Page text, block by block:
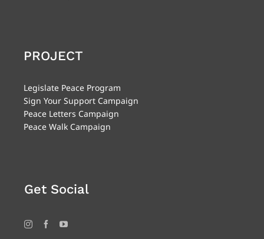
PROJECT
Legislate Peace Program
Sign Your Support Campaign
Peace Letters Campaign
Peace Walk Campaign
Get Social